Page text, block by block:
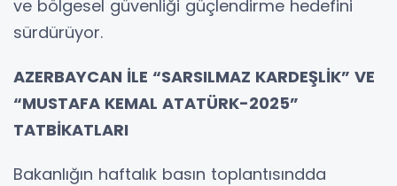
ve bölgesel güvenliği güçlendirme hedefini
sürdürüyor.
AZERBAYCAN İLE “SARSILMAZ KARDEŞLİK” VE
“MUSTAFA KEMAL ATATÜRK-2025”
TATBİKATLARI
Bakanlığın haftalık basın toplantısındda